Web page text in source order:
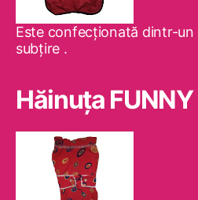
Este confecţionată dintr-un
subţire .
Hăinuţa FUNNY